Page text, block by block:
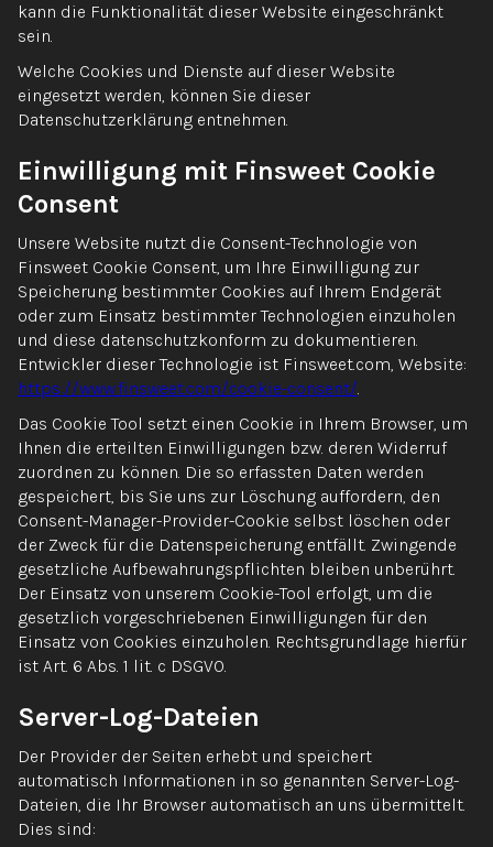
kann die Funktionalität dieser Website eingeschränkt
sein.
Welche Cookies und Dienste auf dieser Website
eingesetzt werden, können Sie dieser
Datenschutzerklärung entnehmen.
Einwilligung mit Finsweet Cookie
Consent
Unsere Website nutzt die Consent-Technologie von
Finsweet Cookie Consent, um Ihre Einwilligung zur
Speicherung bestimmter Cookies auf Ihrem Endgerät
oder zum Einsatz bestimmter Technologien einzuholen
und diese datenschutzkonform zu dokumentieren.
Entwickler dieser Technologie ist Finsweet.com, Website:
https://www.finsweet.com/cookie-consent/.
Das Cookie Tool setzt einen Cookie in Ihrem Browser, um
Ihnen die erteilten Einwilligungen bzw. deren Widerruf
zuordnen zu können. Die so erfassten Daten werden
gespeichert, bis Sie uns zur Löschung auffordern, den
Consent-Manager-Provider-Cookie selbst löschen oder
der Zweck für die Datenspeicherung entfällt. Zwingende
gesetzliche Aufbewahrungspflichten bleiben unberührt.
Der Einsatz von unserem Cookie-Tool erfolgt, um die
gesetzlich vorgeschriebenen Einwilligungen für den
Einsatz von Cookies einzuholen. Rechtsgrundlage hierfür
ist Art. 6 Abs. 1 lit. c DSGVO.
Server-Log-Dateien
Der Provider der Seiten erhebt und speichert
automatisch Informationen in so genannten Server-Log-
Dateien, die Ihr Browser automatisch an uns übermittelt.
Dies sind: